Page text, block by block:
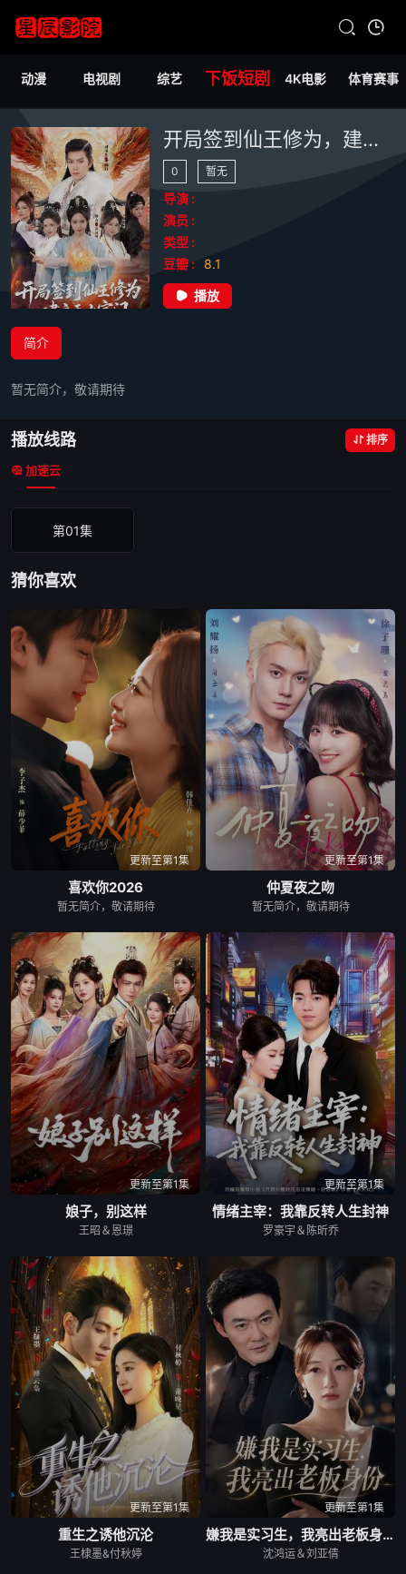
动漫 电视剧 综艺 下饭短剧 4K电影 体育赛事
开局签到仙王修为，建立无上宗门
0 暂无
导演 :
演员 :
类型 :
豆瓣 :
8.1
播放
简介
暂无简介，敬请期待
播放线路 排序
加速云
第01集
猜你喜欢
更新至第1集
喜欢你2026
暂无简介，敬请期待
更新至第1集
仲夏夜之吻
暂无简介，敬请期待
更新至第1集
娘子，别这样
王昭＆恩璟
更新至第1集
情绪主宰：我靠反转人生封神
罗豪宇＆陈昕乔
更新至第1集
重生之诱他沉沦
王棣墨&付秋婷
更新至第1集
嫌我是实习生，我亮出老板身份
沈鸿运＆刘亚倩